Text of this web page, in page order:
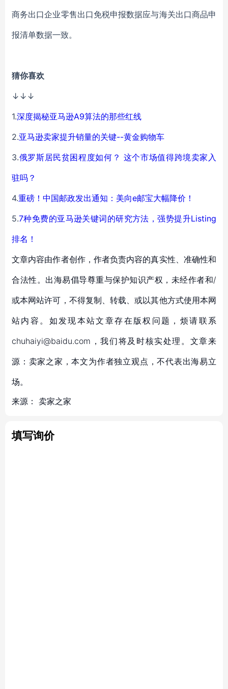
商务出口企业零售出口免税申报数据应与海关出口商品申
报清单数据一致。
猜你喜欢
↓↓↓
1.深度揭秘亚马逊A9算法的那些红线
2.亚马逊卖家提升销量的关键--黄金购物车
3.俄罗斯居民贫困程度如何？ 这个市场值得跨境卖家入
驻吗？
4.重磅！中国邮政发出通知：美向e邮宝大幅降价！
5.7种免费的亚马逊关键词的研究方法，强势提升Listing
排名！
文章内容由作者创作，作者负责内容的真实性、准确性和
合法性。出海易倡导尊重与保护知识产权，未经作者和/
或本网站许可，不得复制、转载、或以其他方式使用本网
站内容。如发现本站文章存在版权问题，烦请联系
chuhaiyi@baidu.com，我们将及时核实处理。文章来
源：卖家之家，本文为作者独立观点，不代表出海易立
场。
来源： 卖家之家
填写询价